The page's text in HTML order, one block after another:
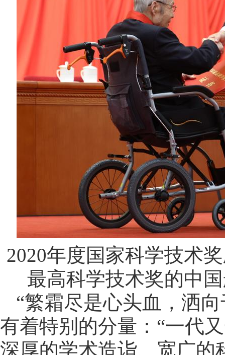
2020年度国家科学技术
最高科学技术奖的中
“繁霜尽是心头血，洒
有着特别的分量：“一代
深厚的学术造诣、宽广的